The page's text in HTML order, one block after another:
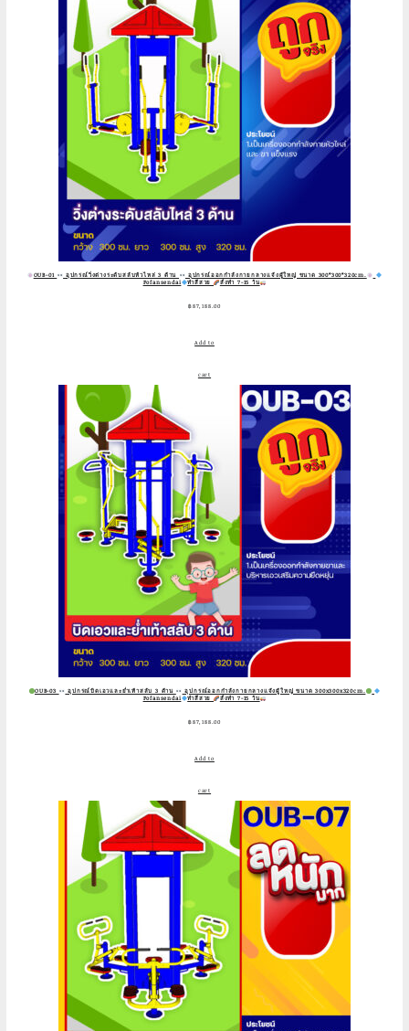
OUB-01 อุปกรณ์วิ่งต่างระดับสลับหัวไหล่ 3 ด้าน
อุปกรณ์ออกกำลังกายกลางแจ้งผู้ใหญ่ ขนาด 300*300*320cm.
Fofansendai
ทำสีสวย สั่งทำ 7-15 วัน
฿87,188.00
Add to
cart
OUB-03 อุปกรณ์บิดเอวและย่ำเท้าสลับ 3 ด้าน
อุปกรณ์ออกกำลังกายกลางแจ้งผู้ใหญ่ ขนาด 300x300x320cm.
Fofansendai
ทำสีสวย สั่งทำ 7-15 วัน
฿87,188.00
Add to
cart